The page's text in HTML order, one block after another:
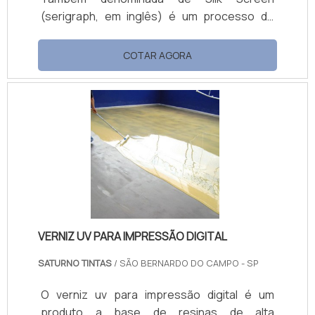
(serigraph, em inglês) é um processo de
vazada, manualmente pela pressão de um
rodo ou puxador para a Tela, ou matriz
Serigráfica. Possui alta versatilidade,
podendo ser impressa em vários tipos de
materiais, como: Papel; Plástico; Borracha;
Madeira; Vidro; Camisas; Entre muitos
outros.Maiores informações sobre esse
produto Existem vários tipos de t.
COTAR AGORA
VERNIZ UV PARA IMPRESSÃO DIGITAL
SATURNO TINTAS / SÃO BERNARDO DO CAMPO - SP
O verniz uv para impressão digital é um